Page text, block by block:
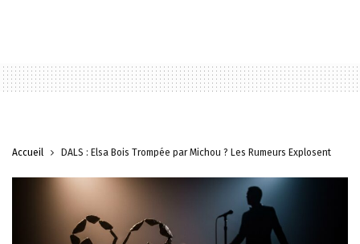
Accueil DALS : Elsa Bois Trompée par Michou ? Les Rumeurs Explosent